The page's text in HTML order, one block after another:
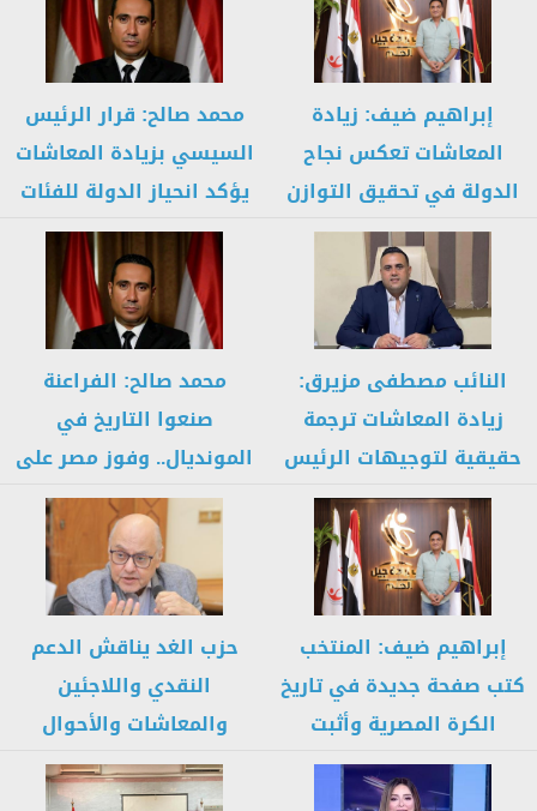
إبراهيم ضيف: زيادة
المعاشات تعكس نجاح
الدولة في تحقيق التوازن
بين الإصلاح...
محمد صالح: قرار الرئيس
السيسي بزيادة المعاشات
يؤكد انحياز الدولة للفئات
الأولى...
النائب مصطفى مزيرق:
زيادة المعاشات ترجمة
حقيقية لتوجيهات الرئيس
السيسي ببناء مظلة...
محمد صالح: الفراعنة
صنعوا التاريخ في
المونديال.. وفوز مصر على
نيوزيلندا ثمرة...
إبراهيم ضيف: المنتخب
كتب صفحة جديدة في تاريخ
الكرة المصرية وأثبت
قدرته...
حزب الغد يناقش الدعم
النقدي واللاجئين
والمعاشات والأحوال
الشخصية في اجتماع
موسع